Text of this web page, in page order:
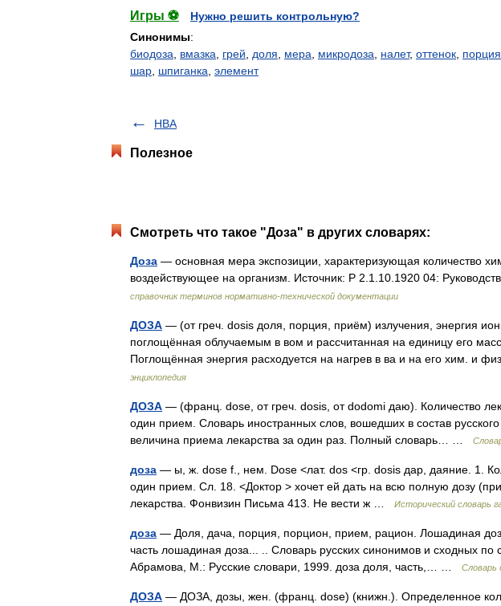
Игры ⚽
Нужно решить контрольную?
Синонимы:
биодоза
вмазка грей доля мера микродоза налет, оттенок порция
шар шпиганка элемент
HBA
Полезное
Смотреть что такое "Доза" в других словарях:
Доза — основная мера экспозиции, характеризующая количество
воздействующее на организм. Источник: Р 2.1.10.1920 04:
справочник терминов нормативно-технической документации
ДОЗА — (от греч. dosis доля, порция, приём) излучения, энергия
поглощённая облучаемым в вом и рассчитанная на единицу его
Поглощённая энергия расходуется на нагрев в ва и на его хим. и
энциклопедия
ДОЗА — (франц. dose, от греч. dosis, от dodomi даю). Количество
один прием. Словарь иностранных слов, вошедших в состав
величина приема лекарства за один раз. Полный словарь… …
доза — ы, ж. dose f., нем. Dose <лат. dos <гр. dosis дар, даяние. 1.
один прием. Сл. 18. <Доктор > хочет ей дать на всю полную дозу
лекарства. Фонвизин Письма 413. Не вести ж …
Исторический словарь
доза — Доля, дача, порция, порцион, прием, рацион. Лошадиная
часть лошадиная доза... .. Словарь русских синонимов и сходных
Абрамова, М.: Русские словари, 1999. доза доля, часть,… …
Словарь
ДОЗА — ДОЗА, дозы, жен. (франц. dose) (книжн.). Определенное